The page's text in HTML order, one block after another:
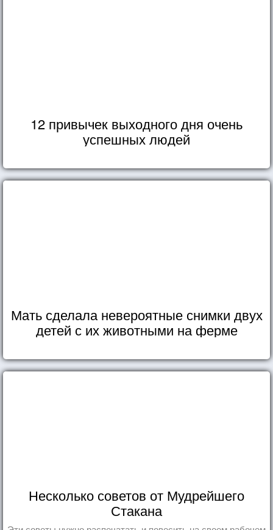
12 привычек выходного дня очень
успешных людей
Мать сделала невероятные снимки двух
детей с их животными на ферме
Несколько советов от Мудрейшего
Стакана